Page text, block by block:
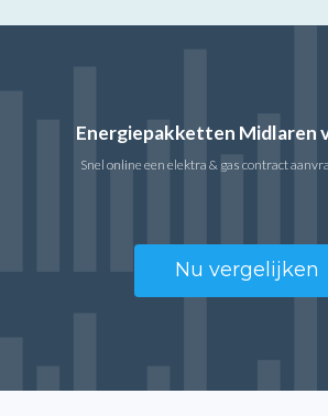
Energiepakketten Midlaren
Snel online een elektra & gas contract
Nu vergelijken